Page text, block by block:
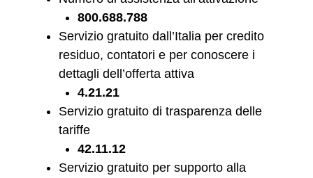
800.688.788
Servizio gratuito dall’Italia per credito
residuo, contatori e per conoscere i
dettagli dell’offerta attiva
4.21.21
Servizio gratuito di trasparenza delle
tariffe
42.11.12
Servizio gratuito per supporto alla